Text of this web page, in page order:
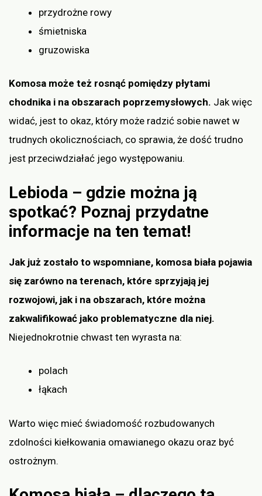
przydrożne rowy
śmietniska
gruzowiska
Komosa może też rosnąć pomiędzy płytami
chodnika i na obszarach poprzemysłowych. Jak więc
widać, jest to okaz, który może radzić sobie nawet w
trudnych okolicznościach, co sprawia, że dość trudno
jest przeciwdziałać jego występowaniu.
Lebioda – gdzie można ją
spotkać? Poznaj przydatne
informacje na ten temat!
Jak już zostało to wspomniane, komosa biała pojawia
się zarówno na terenach, które sprzyjają jej
rozwojowi, jak i na obszarach, które można
zakwalifikować jako problematyczne dla niej.
Niejednokrotnie chwast ten wyrasta na:
polach
łąkach
Warto więc mieć świadomość rozbudowanych
zdolności kiełkowania omawianego okazu oraz być
ostrożnym.